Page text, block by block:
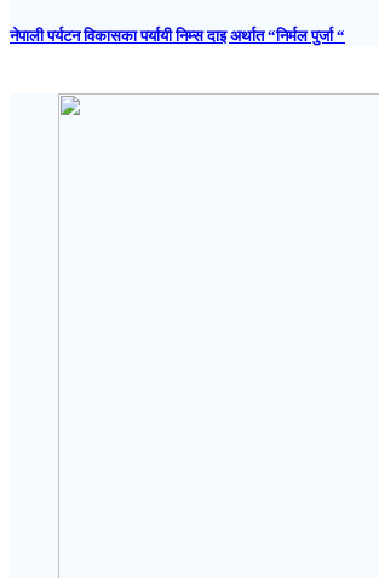
नेपाली पर्यटन विकासका पर्यायी निम्स दाइ अर्थात “निर्मल पुर्जा “